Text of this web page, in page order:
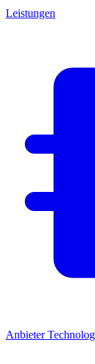
Leistungen
Anbieter